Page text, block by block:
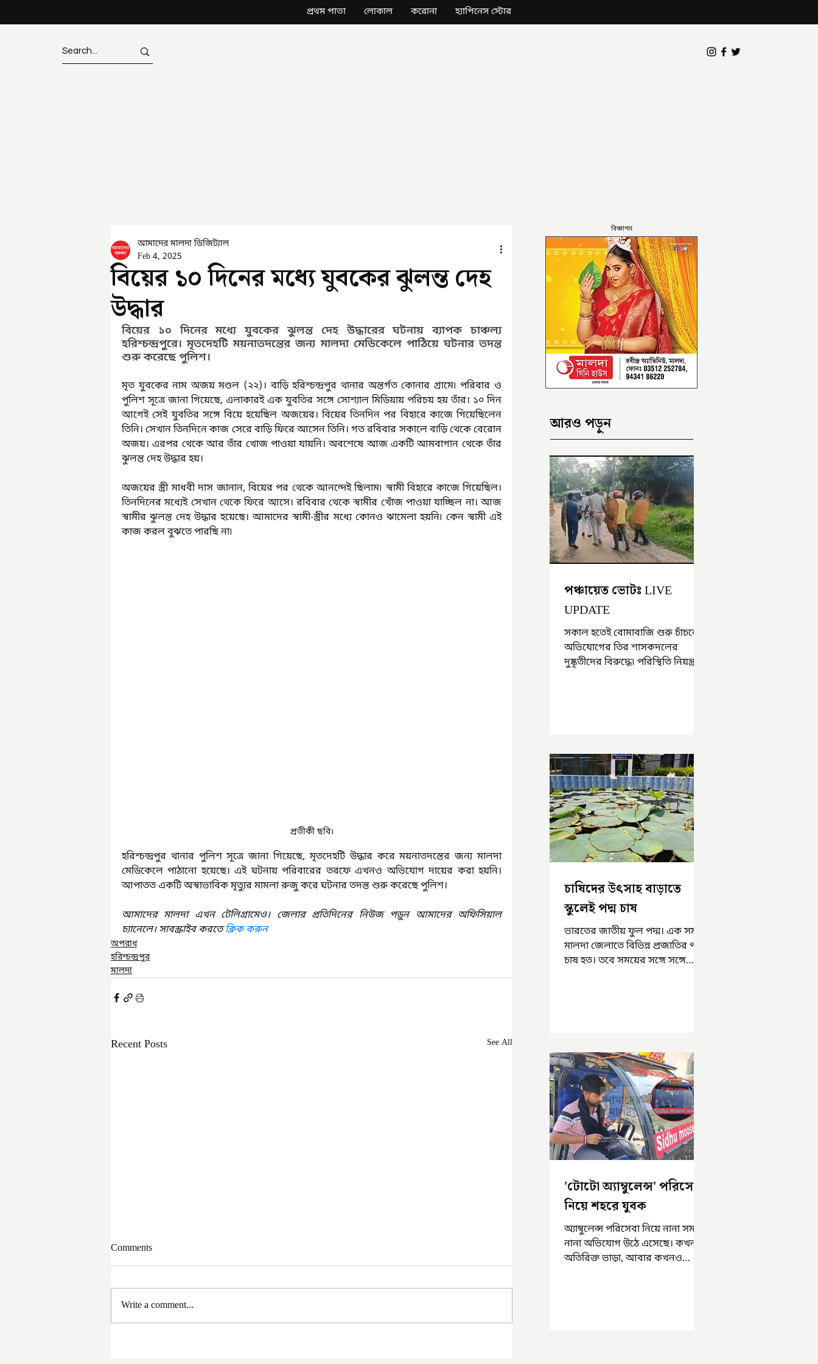
প্রথম পাতা লোকাল করোনা হ্যাপিনেস স্টোর
বিয়ের ১০ দিনের মধ্যে যুবকের ঝুলন্ত দেহ
উদ্ধার
আমাদের মালদা ডিজিট্যাল
Feb 4, 2025
বিয়ের ১০ দিনের মধ্যে যুবকের ঝুলন্ত দেহ উদ্ধারের ঘটনায় ব্যাপক চাঞ্চল্য
হরিশ্চন্দ্রপুরে। মৃতদেহটি ময়নাতদন্তের জন্য মালদা মেডিকেলে পাঠিয়ে ঘটনার তদন্ত
শুরু করেছে পুলিশ।
মৃত যুবকের নাম অজয় মণ্ডল (২২)। বাড়ি হরিশ্চন্দ্রপুর থানার অন্তর্গত কোনার গ্রামে৷ পরিবার ও
পুলিশ সূত্রে জানা গিয়েছে, এলাকারই এক যুবতির সঙ্গে সোশ্যাল মিডিয়ায় পরিচয় হয় তাঁর। ১০ দিন
আগেই সেই যুবতির সঙ্গে বিয়ে হয়েছিল অজয়ের। বিয়ের তিনদিন পর বিহারে কাজে গিয়েছিলেন
তিনি। সেখান তিনদিনে কাজ সেরে বাড়ি ফিরে আসেন তিনি। গত রবিবার সকালে বাড়ি থেকে বেরোন
অজয়। এরপর থেকে আর তাঁর খোজ পাওয়া যায়নি। অবশেষে আজ একটি আমবাগান থেকে তাঁর
ঝুলন্ত দেহ উদ্ধার হয়।
অজয়ের স্ত্রী মাধবী দাস জানান, বিয়ের পর থেকে আনন্দেই ছিলাম৷ স্বামী বিহারে কাজে গিয়েছিল।
তিনদিনের মধ্যেই সেখান থেকে ফিরে আসে। রবিবার থেকে স্বামীর খোঁজ পাওয়া যাচ্ছিল না। আজ
স্বামীর ঝুলন্ত দেহ উদ্ধার হয়েছে। আমাদের স্বামী-স্ত্রীর মধ্যে কোনও ঝামেলা হয়নি৷ কেন স্বামী এই
কাজ করল বুঝতে পারছি না৷
প্রতীকী ছবি।
হরিশ্চন্দ্রপুর থানার পুলিশ সূত্রে জানা গিয়েছে, মৃতদেহটি উদ্ধার করে ময়নাতদন্তের জন্য মালদা
মেডিকেলে পাঠানো হয়েছে। এই ঘটনায় পরিবারের তরফে এখনও অভিযোগ দায়ের করা হয়নি।
আপাতত একটি অস্বাভাবিক মৃত্যুর মামলা রুজু করে ঘটনার তদন্ত শুরু করেছে পুলিশ।
আমাদের মালদা এখন টেলিগ্রামেও। জেলার প্রতিদিনের নিউজ পড়ুন আমাদের অফিসিয়াল
চ্যানেলে। সাবস্ক্রাইব করতে ক্লিক করুন
অপরাধ
হরিশ্চন্দ্রপুর
মালদা
Recent Posts See All
Comments
Write a comment...
বিজ্ঞাপন
আরও পড়ুন
পঞ্চায়েত ভোটঃ LIVE
UPDATE
সকাল হতেই বোমাবাজি শুরু চাঁচলে৷
অভিযোগের তির শাসকদলের
দুষ্কৃতীদের বিরুদ্ধে৷ পরিস্থিতি নিয়ন্ত্রণে
চাষিদের উৎসাহ বাড়াতে
স্কুলেই পদ্ম চাষ
ভারতের জাতীয় ফুল পদ্ম। এক সময়
মালদা জেলাতে বিভিন্ন প্রজাতির পদ্ম
চাষ হত। তবে সময়ের সঙ্গে সঙ্গে
'টোটো অ্যাম্বুলেন্স' পরিসেবা
নিয়ে শহরে যুবক
অ্যাম্বুলেন্স পরিসেবা নিয়ে নানা সময়
নানা অভিযোগ উঠে এসেছে। কখনও
অতিরিক্ত ভাড়া, আবার কখনও